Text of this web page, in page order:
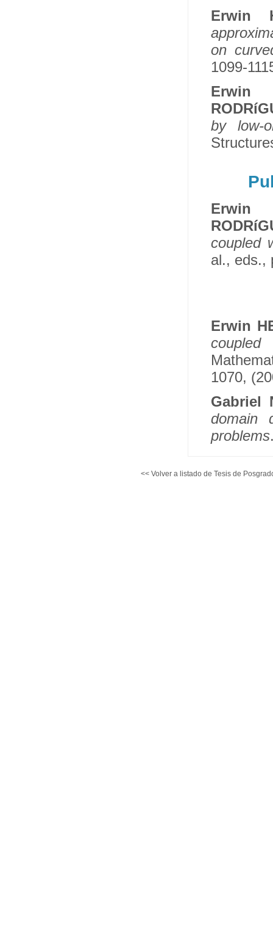
Erwin
on
1099-
Erwin
by low-
Erwin
coupled
al., eds.,
Erwin
1070,
Gabriel
domain
problems
<< Volver a listado de Tesis de